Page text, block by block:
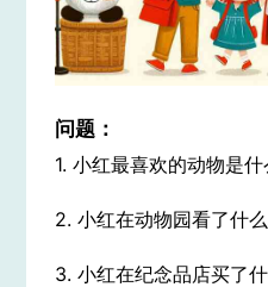
问题：
1. 小红最喜欢的动物是什
2. 小红在动物园看了什
3. 小红在纪念品店买了